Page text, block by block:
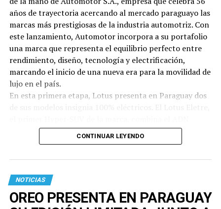
años de trayectoria acercando al mercado paraguayo las
marcas más prestigiosas de la industria automotriz. Con
este lanzamiento, Automotor incorpora a su portafolio
una marca que representa el equilibrio perfecto entre
rendimiento, diseño, tecnología y electrificación,
marcando el inicio de una nueva era para la movilidad de
lujo en el país.
En esta primera etapa, Lotus presenta en Paraguay dos
deportivo de Lotus con tecnología de vanguardia,
prestaciones sobresalientes y la versatilidad necesaria
redefine el concepto del gran turismo al fusionar altas
prestaciones, lujo contemporáneo, sofisticación y una
experiencia de conducción emocionante. Ambos
CONTINUAR LEYENDO
NOTICIAS
OREO PRESENTA EN PARAGUAY